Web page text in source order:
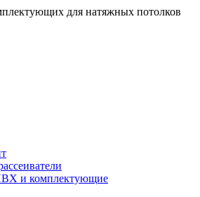
для натяжных потолков
и комплектующие